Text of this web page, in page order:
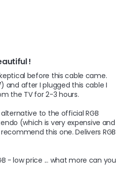
!
before this cable came.
and after I plugged this cable I
the TV for 2-3 hours.
to the official RGB
(which is very expensive and
this one. Delivers RGB
- low price ... what more can you